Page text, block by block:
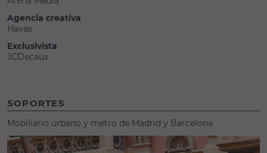
Agencia creativa
Havas
Exclusivista
JCDecaux
SOPORTES
Mobiliario urbano y metro de Madrid y Barcelona